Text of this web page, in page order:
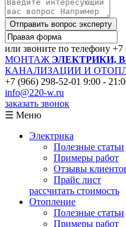
Отправить вопрос эксперту
или звоните по телефону +7
МОНТАЖ ЭЛЕКТРИКИ,
КАНАЛИЗАЦИИ И
+7 (966) 298-52-01 9:00 -
info@220-w.ru
заказать звонок
☰ Меню
Электрика
Полезные статьи
Примеры работ
Отзывы
Прайс лист
рассчитать стоимость
Отопление
Полезные статьи
Примеры работ